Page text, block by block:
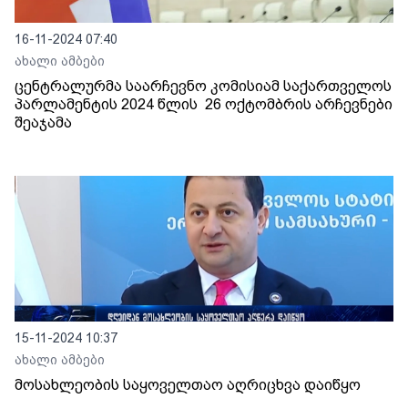
16-11-2024 07:40
ახალი ამბები
ცენტრალურმა საარჩევნო კომისიამ საქართველოს
პარლამენტის 2024 წლის 26 ოქტომბრის არჩევნები
შეაჯამა
15-11-2024 10:37
ახალი ამბები
მოსახლეობის საყოველთაო აღრიცხვა დაიწყო